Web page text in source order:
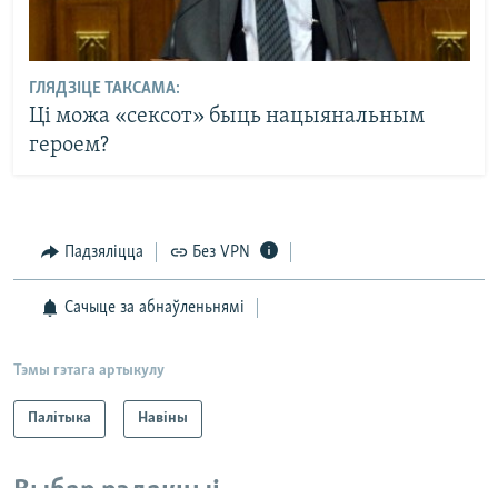
ГЛЯДЗІЦЕ ТАКСАМА:
Ці можа «сексот» быць нацыянальным
героем?
Падзяліцца Без VPN
Сачыце за абнаўленьнямі
Тэмы гэтага артыкулу
Палітыка Навіны